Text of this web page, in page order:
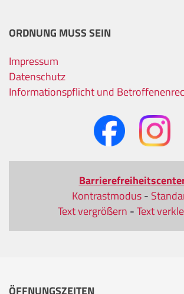
ORDNUNG MUSS SEIN
Impressum
Datenschutz
Informationspflicht und
Kontrastmodus-
Text vergrößern -Text
ÖFFNUNGSZEITEN